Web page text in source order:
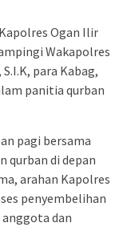
Ogan Ilir
Wakapolres
para Kabag,
panitia qurban
pagi bersama
qurban di depan
arahan Kapolres
penyembelihan
dan